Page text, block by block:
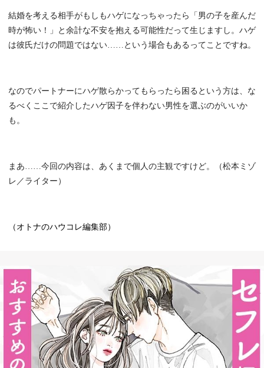
結婚を考える相手がもしもハゲになっちゃったら「男の子を産んだ
時が怖い！」と余計な不安を抱える可能性だって生じますし。ハゲ
は彼氏だけの問題ではない……という場合もあるってことですね。
なのでパートナーにハゲ散らかってもらったら困るという方は、な
るべくここで紹介したハゲ因子を伴わない男性を選ぶのがいいか
も。
まあ……今回の内容は、あくまで個人の主観ですけど。（松本ミゾ
レ／ライター）
（オトナのハウコレ編集部）